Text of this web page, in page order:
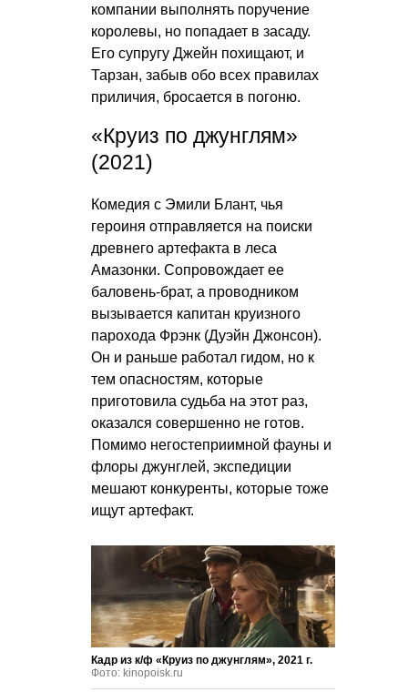
компании выполнять поручение
королевы, но попадает в засаду.
Его супругу Джейн похищают, и
Тарзан, забыв обо всех правилах
приличия, бросается в погоню.
«Круиз по джунглям»
(2021)
Комедия с Эмили Блант, чья
героиня отправляется на поиски
древнего артефакта в леса
Амазонки. Сопровождает ее
баловень-брат, а проводником
вызывается капитан круизного
парохода Фрэнк (Дуэйн Джонсон).
Он и раньше работал гидом, но к
тем опасностям, которые
приготовила судьба на этот раз,
оказался совершенно не готов.
Помимо негостеприимной фауны и
флоры джунглей, экспедиции
мешают конкуренты, которые тоже
ищут артефакт.
Кадр из к/ф «Круиз по джунглям», 2021 г.
Фото: kinopoisk.ru